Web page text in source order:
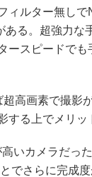
ィルター無し
る。超強力な
スピードでも
高画素で撮影
する上でメリッ
いカメラだっ
でさらに完成度